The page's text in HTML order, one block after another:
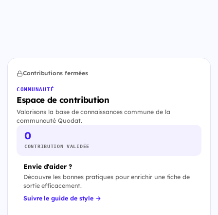
Contributions fermées
COMMUNAUTÉ
Espace de contribution
Valorisons la base de connaissances commune de la
communauté Quodat.
0
CONTRIBUTION VALIDÉE
Envie d'aider ?
Découvre les bonnes pratiques pour enrichir une fiche de
sortie efficacement.
Suivre le guide de style →